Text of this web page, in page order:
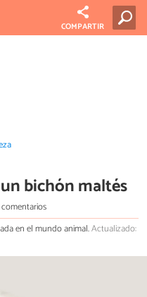
COMPARTIR
bichón maltés
en el mundo animal.Actualizado: